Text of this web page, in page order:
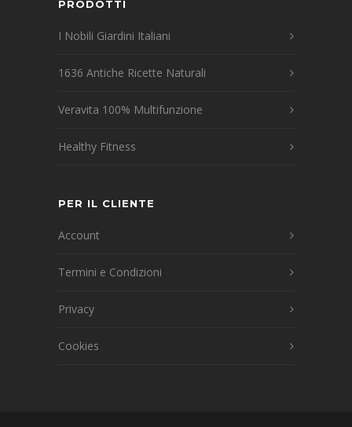
PRODOTTI
I Nobili Giardini Italiani
1636 Antiche Ricette Naturali
Veravita 100% Multifunzione
Healthy Fitness
PER IL CLIENTE
Account
Termini e Condizioni
Privacy
Cookies